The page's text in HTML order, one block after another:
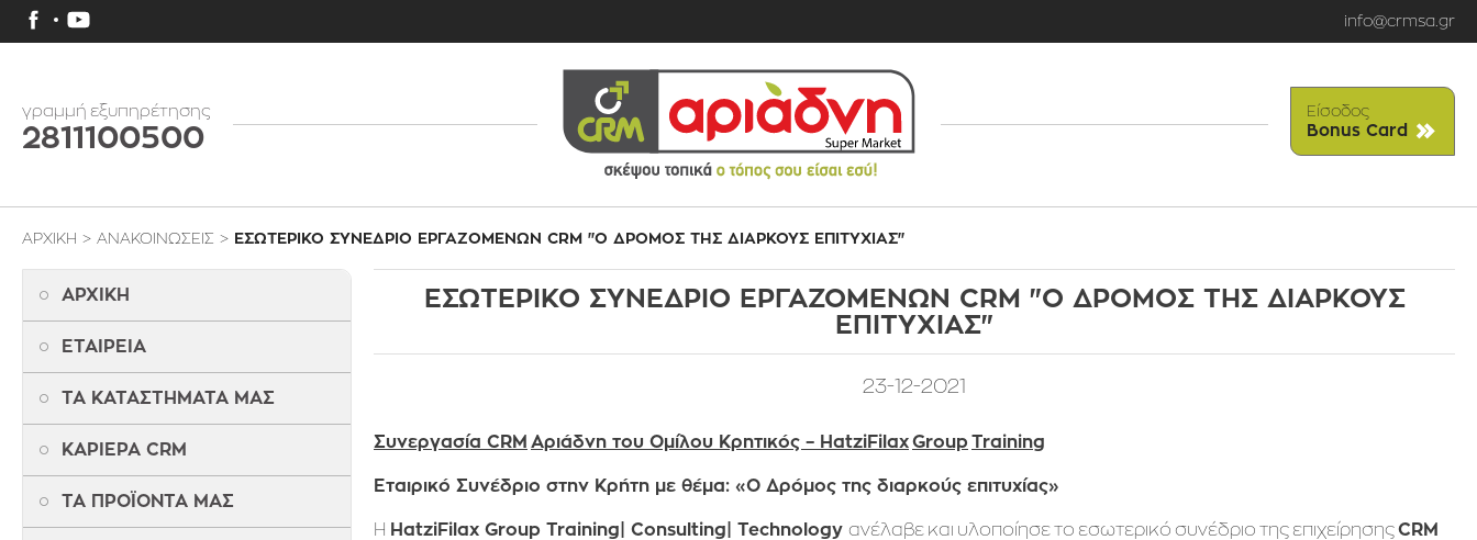
info@crmsa.gr
γραμμή εξυπηρέτησης
2811100500
Είσοδος
Bonus Card
ΑΡΧΙΚΗ > ΑΝΑΚΟΙΝΩΣΕΙΣ > ΕΣΩΤΕΡΙΚΟ ΣΥΝΕΔΡΙΟ ΕΡΓΑΖΟΜΕΝΩΝ CRM "O ΔΡΟΜΟΣ ΤΗΣ ΔΙΑΡΚΟΥΣ ΕΠΙΤΥΧΙΑΣ"
ΑΡΧΙΚΗ
ΕΤΑΙΡΕΙΑ
ΤΑ ΚΑΤΑΣΤΗΜΑΤΑ ΜΑΣ
ΚΑΡΙΕΡΑ CRM
ΤΑ ΠΡΟΪΟΝΤΑ ΜΑΣ
ΕΣΩΤΕΡΙΚΟ ΣΥΝΕΔΡΙΟ ΕΡΓΑΖΟΜΕΝΩΝ CRM "O ΔΡΟΜΟΣ ΤΗΣ ΔΙΑΡΚΟΥΣ
ΕΠΙΤΥΧΙΑΣ"
23-12-2021
Συνεργασία CRM Αριάδνη του Ομίλου Κρητικός – HatziFilaxGroup Training
Eταιρικό Συνέδριο στην Κρήτη με θέμα: «Ο Δρόμος της διαρκούς επιτυχίας»
Η HatziFilax Group Training| Consulting| Technology ανέλαβε και υλοποίησε το εσωτερικό συνέδριο της επιχείρησηςCRM